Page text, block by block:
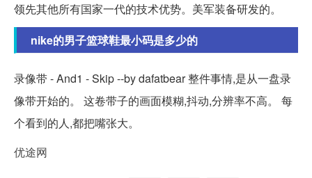
领先其他所有国家一代的技术优势。美军装备研发的。
nike的男子篮球鞋最小码是多少的
录像带 - And1 - Skip --by dafatbear 整件事情,是从一盘录
像带开始的。 这卷带子的画面模糊,抖动,分辨率不高。 每
个看到的人,都把嘴张大。
优途网